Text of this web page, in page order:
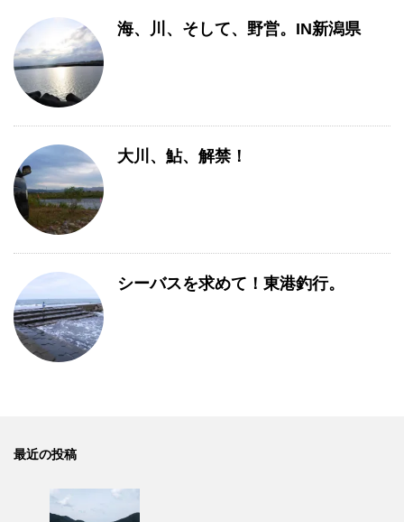
海、川、そして、野営。IN新潟県
大川、鮎、解禁！
シーバスを求めて！東港釣行。
最近の投稿